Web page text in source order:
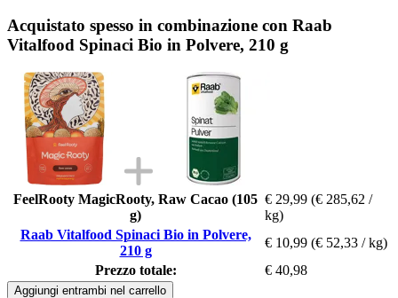
Acquistato spesso in combinazione con Raab
Vitalfood Spinaci Bio in Polvere, 210 g
FeelRooty MagicRooty, Raw Cacao (105
g)
€ 29,99 (€ 285,62 /
kg)
Raab Vitalfood Spinaci Bio in Polvere,
210 g
€ 10,99 (€ 52,33 / kg)
Prezzo totale:
€ 40,98
Aggiungi entrambi nel carrello